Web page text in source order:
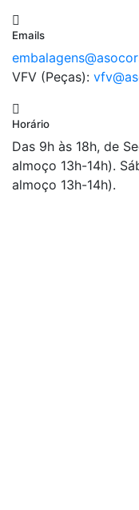
Emails
VFV (Peças):
Horário
Das 9h às 18h, de
almoço 13h-14h).
almoço 13h-14h).